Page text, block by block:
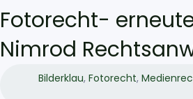
Fotorecht-
Nimrod
Bilderklau, Fotorecht,